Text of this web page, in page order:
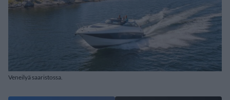
Veneilyä saaristossa.